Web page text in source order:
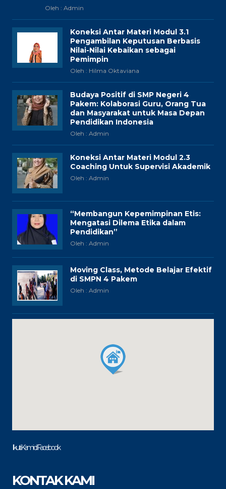
Oleh : Admin
Koneksi Antar Materi Modul 3.1
Pengambilan Keputusan Berbasis
Nilai-Nilai Kebaikan sebagai
Pemimpin
Oleh : Hilma Oktaviana
Budaya Positif di SMP Negeri 4
Pakem: Kolaborasi Guru, Orang Tua
dan Masyarakat untuk Masa Depan
Pendidikan Indonesia
Oleh : Admin
Koneksi Antar Materi Modul 2.3
Coaching Untuk Supervisi Akademik
Oleh : Admin
“Membangun Kepemimpinan Etis:
Mengatasi Dilema Etika dalam
Pendidikan”
Oleh : Admin
Moving Class, Metode Belajar Efektif
di SMPN 4 Pakem
Oleh : Admin
Ikuti Kami di Facebook
KONTAK KAMI